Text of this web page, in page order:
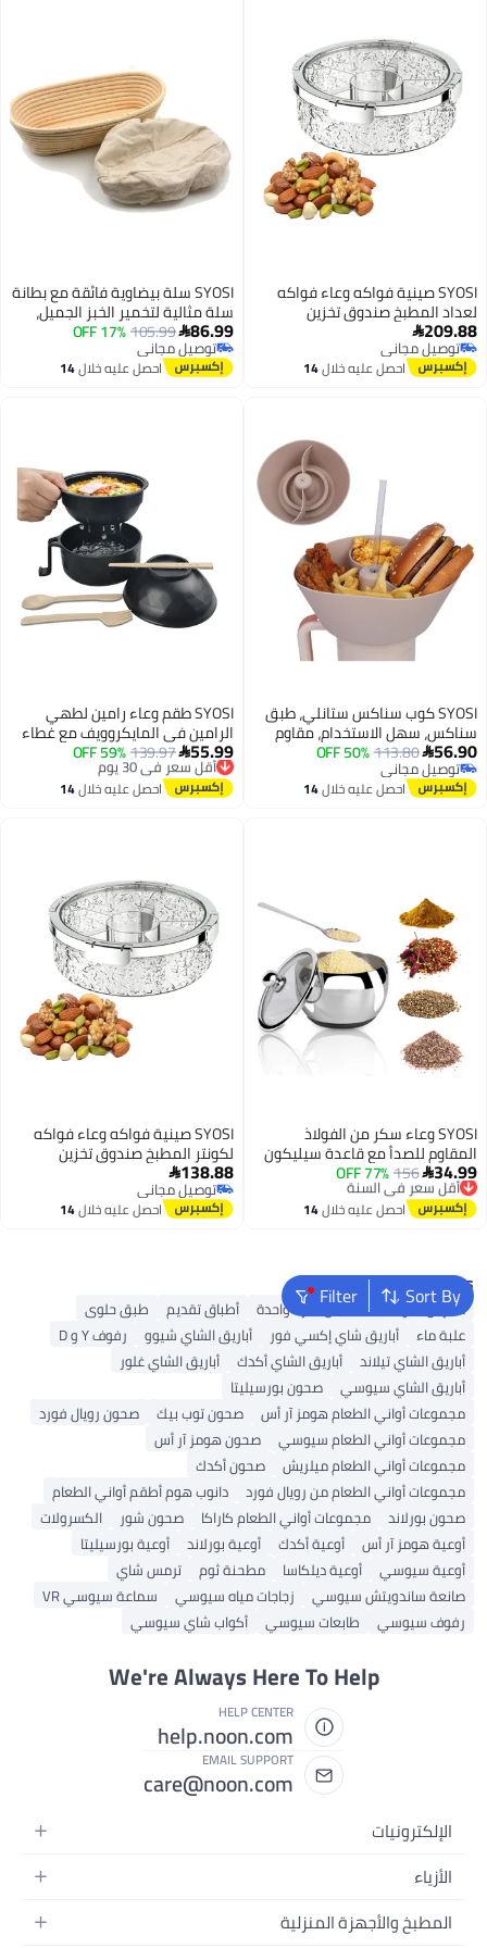
SYOSI صينية فواكه وعاء فواكه
لعداد المطبخ صندوق تخزين
مقصورات صينية تقديم مقسمة مع
غطاء صندوق حلوى عطلة طبق
209.88
توصيل مجاني
توصيل مجانياحصل عليه خلال14
SYOSI سلة بيضاوية فائقة مع بطانة
سلة مثالية لتخمير الخبز الجميل،
سلة وعاء مع بطانة قماشية للخبز
العجين المخمر في المنزل
والمحترفين 6.7x4.7x3 بوصة
86.99
105.99
17% OFF
توصيل مجاني
توصيل مجانياحصل عليه خلال14
SYOSI كوب سناكس ستانلي، طبق
سناكس، سهل الاستخدام، مقاوم
لدرجة الحرارة العالية، حلقة سناكس
قابلة لإعادة الاستخدام، طبق
سناكس من السيليكون متوافق مع
56.90
113.80
50% OFF
توصيل مجاني
توصيل مجانياحصل عليه خلال14
SYOSI طقم وعاء رامين لطهي
الرامين في المايكروويف مع غطاء
وعيدان طعام ضرورات غرفة السكن
الجامعي للبنات والأولاد، طباخ رامين
سريع وسهل مع مقبض ضرورات
55.99
139.97
59% OFF أقل سعر في 30 يوم
توصيل مجاني
أقل سعر في 30 يوماحصل عليه خلال14
SYOSI وعاء سكر من الفولاذ
المقاوم للصدأ مع قاعدة سيليكون
غير قابلة للانزلاق، وعاء سكر مع
غطاء شفاف لتمييز أفضل ومعلقة
سكر للمنزل والمطبخ، شكل
34.99
156
77% OFF
أقل سعر في السنة
توصيل مجاني
أقل سعر في السنة
احصل عليه خلال14
SYOSI صينية فواكه وعاء فواكه
لكونتر المطبخ صندوق تخزين
مكسرات فاخر مغلق مع 6 أقسام
صينية تقديم مقسمة مع غطاء
صندوق حلوى للعطلات طبق فواكه
138.88
توصيل مجاني
توصيل مجانياحصل عليه خلال14
Sort By
FilterPopular Searches
مفرش طاولة للاستعمال لمرة واحدة أطباق تقديم
طبق حلوى
علبة ماء
أباريق شاي إكسي فور أباريق الشاي شيوو
رفوف Y و D
أباريق الشاي تيلاند
أباريق الشاي أكدك
أباريق الشاي غلور
أباريق الشاي سيوسي
صحون بورسيليتا
مجموعات أواني الطعام هومز آر أس
صحون توب بيك
صحون رويال فورد
مجموعات أواني الطعام سيوسي
صحون هومز آر أس
مجموعات أواني الطعام ميلريش
صحون أكدك
مجموعات أواني الطعام من رويال فورد
دانوب هوم أطقم أواني الطعام
صحون بورلاند
مجموعات أواني الطعام كاراكا صحون شور
الكسرولات
أوعية هومز آر أس
أوعية أكدك أوعية بورلاند
أوعية بورسيليتا
أوعية سيوسي
أوعية ديلكاسا مطحنة ثوم
ترمس شاي
صانعة ساندويتش سيوسي
زجاجات مياه سيوسي
سماعة سيوسي VR
رفوف سيوسي
طابعات سيوسي أكواب شاي سيوسي
We're Always Here To Help
HELP CENTER
help.noon.com
EMAIL SUPPORT
care@noon.com
الإلكترونيات
الهواتف المتحركة
أجهزة الكمبيوتر المحمولة
الأزياء
أحذية رياضية رجالية
المطبخ والأجهزة المنزلية